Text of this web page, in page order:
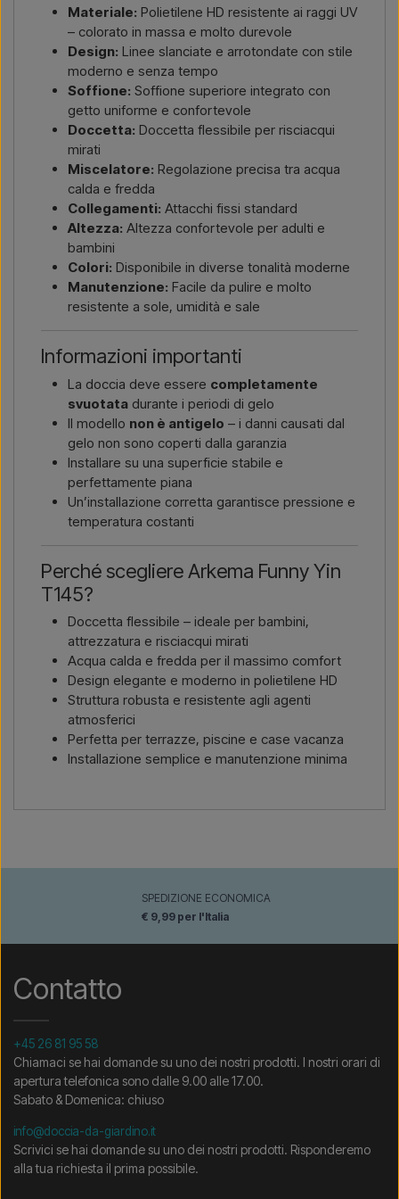
Materiale: Polietilene HD resistente ai raggi UV
– colorato in massa e molto durevole
Design: Linee slanciate e arrotondate con stile
moderno e senza tempo
Soffione: Soffione superiore integrato con
getto uniforme e confortevole
Doccetta: Doccetta flessibile per risciacqui
mirati
Miscelatore: Regolazione precisa tra acqua
calda e fredda
Collegamenti: Attacchi fissi standard
Altezza: Altezza confortevole per adulti e
bambini
Colori: Disponibile in diverse tonalità moderne
Manutenzione: Facile da pulire e molto
resistente a sole, umidità e sale
Informazioni importanti
La doccia deve essere completamente
svuotata durante i periodi di gelo
Il modello non è antigelo – i danni causati dal
gelo non sono coperti dalla garanzia
Installare su una superficie stabile e
perfettamente piana
Un’installazione corretta garantisce pressione e
temperatura costanti
Perché scegliere Arkema Funny Yin
T145?
Doccetta flessibile – ideale per bambini,
attrezzatura e risciacqui mirati
Acqua calda e fredda per il massimo comfort
Design elegante e moderno in polietilene HD
Struttura robusta e resistente agli agenti
atmosferici
Perfetta per terrazze, piscine e case vacanza
Installazione semplice e manutenzione minima
SPEDIZIONE ECONOMICA
€ 9,99 per l'Italia
Contatto
+45 26 81 95 58
Chiamaci se hai domande su uno dei nostri prodotti. I nostri orari di
apertura telefonica sono dalle 9.00 alle 17.00.
Sabato & Domenica: chiuso
info@doccia-da-giardino.it
Scrivici se hai domande su uno dei nostri prodotti. Risponderemo
alla tua richiesta il prima possibile.